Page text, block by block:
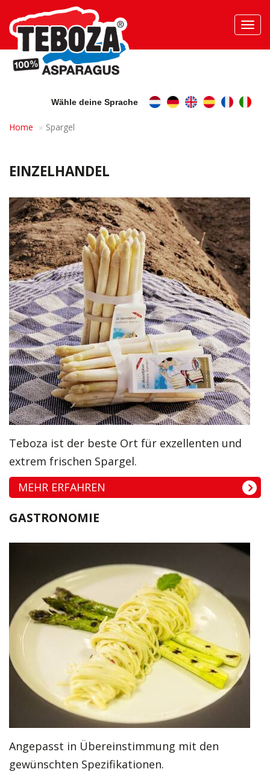
Wähle deine Sprache
Home Spargel
EINZELHANDEL
Teboza ist der beste Ort für exzellenten und
extrem frischen Spargel.
MEHR ERFAHREN
GASTRONOMIE
Angepasst in Übereinstimmung mit den
gewünschten Spezifikationen.